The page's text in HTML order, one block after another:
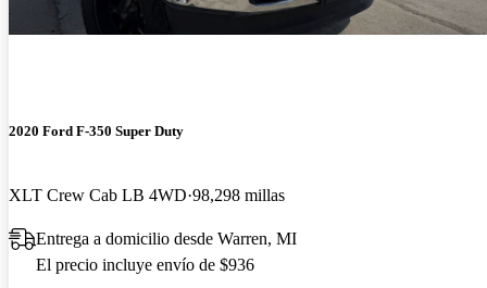
2020 Ford F-350 Super Duty
XLT Crew Cab LB 4WD 98,298 millas
Entrega a domicilio desde Warren, MI
El precio incluye envío de $936